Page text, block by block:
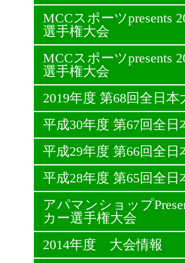
MCCスポーツpresents
選手権大会
MCCスポーツpresents
選手権大会
2019年度 第68回全日
平成30年度 第67回全
平成29年度 第66回全
平成28年度 第65回全
アパマンショップ
カー選手権大会
2014年度 大会情報